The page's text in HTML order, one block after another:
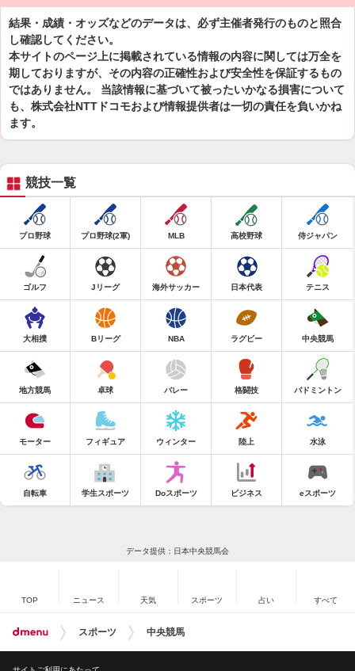
結果・成績・オッズなどのデータは、必ず主催者発行のものと照合
し確認してください。
本サイトのページ上に掲載されている情報の内容に関しては万全を
期しておりますが、その内容の正確性および安全性を保証するもの
ではありません。 当該情報に基づいて被ったいかなる損害について
も、株式会社NTTドコモおよび情報提供者は一切の責任を負いかね
ます。
競技一覧
プロ野球 プロ野球(2軍) MLB 高校野球 侍ジャパン
ゴルフ Jリーグ 海外サッカー 日本代表 テニス
大相撲 Bリーグ NBA ラグビー 中央競馬
地方競馬 卓球 バレー 格闘技 バドミントン
モーター フィギュア ウィンター 陸上 水泳
自転車 学生スポーツ Doスポーツ ビジネス eスポーツ
データ提供：日本中央競馬会
TOP ニュース 天気 スポーツ 占い すべて
スポーツ 中央競馬